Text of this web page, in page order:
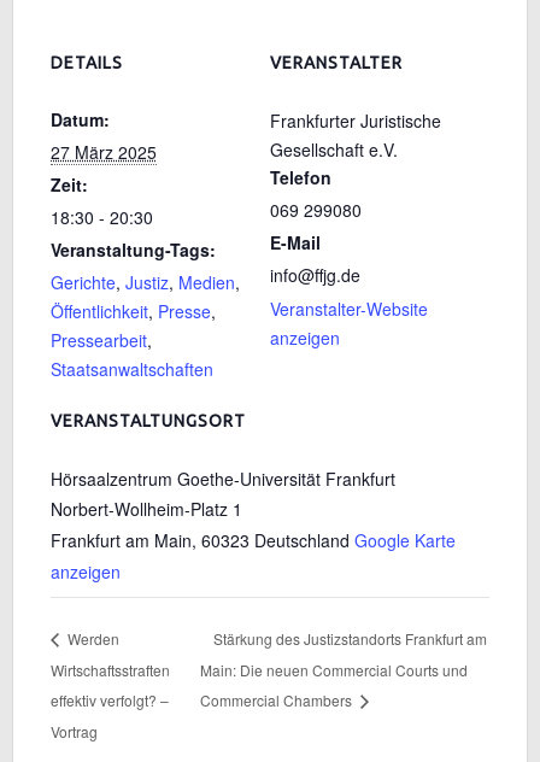
DETAILS
Datum:
27 März 2025
Zeit:
18:30 - 20:30
Veranstaltung-Tags:
Gerichte, Justiz, Medien,
Öffentlichkeit, Presse,
Pressearbeit,
Staatsanwaltschaften
VERANSTALTUNGSORT
Hörsaalzentrum Goethe-Universität Frankfurt
Norbert-Wollheim-Platz 1
Frankfurt am Main, 60323 Deutschland Google Karte
anzeigen
VERANSTALTER
Frankfurter Juristische
Gesellschaft e.V.
Telefon
069 299080
E-Mail
info@ffjg.de
Veranstalter-Website
anzeigen
Werden
Wirtschaftsstraften
effektiv verfolgt? –
Vortrag
Stärkung des Justizstandorts Frankfurt am
Main: Die neuen Commercial Courts und
Commercial Chambers